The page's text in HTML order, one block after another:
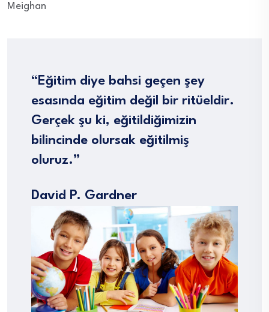
Meighan
“Eğitim diye bahsi geçen şey
esasında eğitim değil bir ritüeldir.
Gerçek şu ki, eğitildiğimizin
bilincinde olursak eğitilmiş
oluruz.”
David P. Gardner